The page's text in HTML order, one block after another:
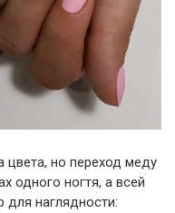
цвета, но переход меду
одного ногтя, а всей
наглядности: